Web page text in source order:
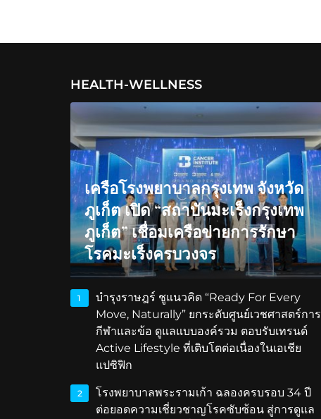
HEALTH-WELLNESS
เครือโรงพยาบาลกรุงเทพ จังหวัด
ภูเก็ต เปิด “สถาบันมะเร็งกรุงเทพ
ภูเก็ต” เชื่อมเครือข่ายการรักษา
โรคมะเร็งครบวงจร
1
บำรุงราษฎร์ ชูแนวคิด “Ready For Every
Move, Naturally” ยกระดับศูนย์เวชศาสตร์การ
กีฬาและข้อ ดูแลแบบองค์รวม ตอบรับเทรนด์
Active Lifestyle ที่เติบโตต่อเนื่องในเอเชีย
แปซิฟิก
2
โรงพยาบาลพระรามเก้า ฉลองครบรอบ 34 ปี
ต่อยอดความเชี่ยวชาญโรคซับซ้อน สู่การดูแล